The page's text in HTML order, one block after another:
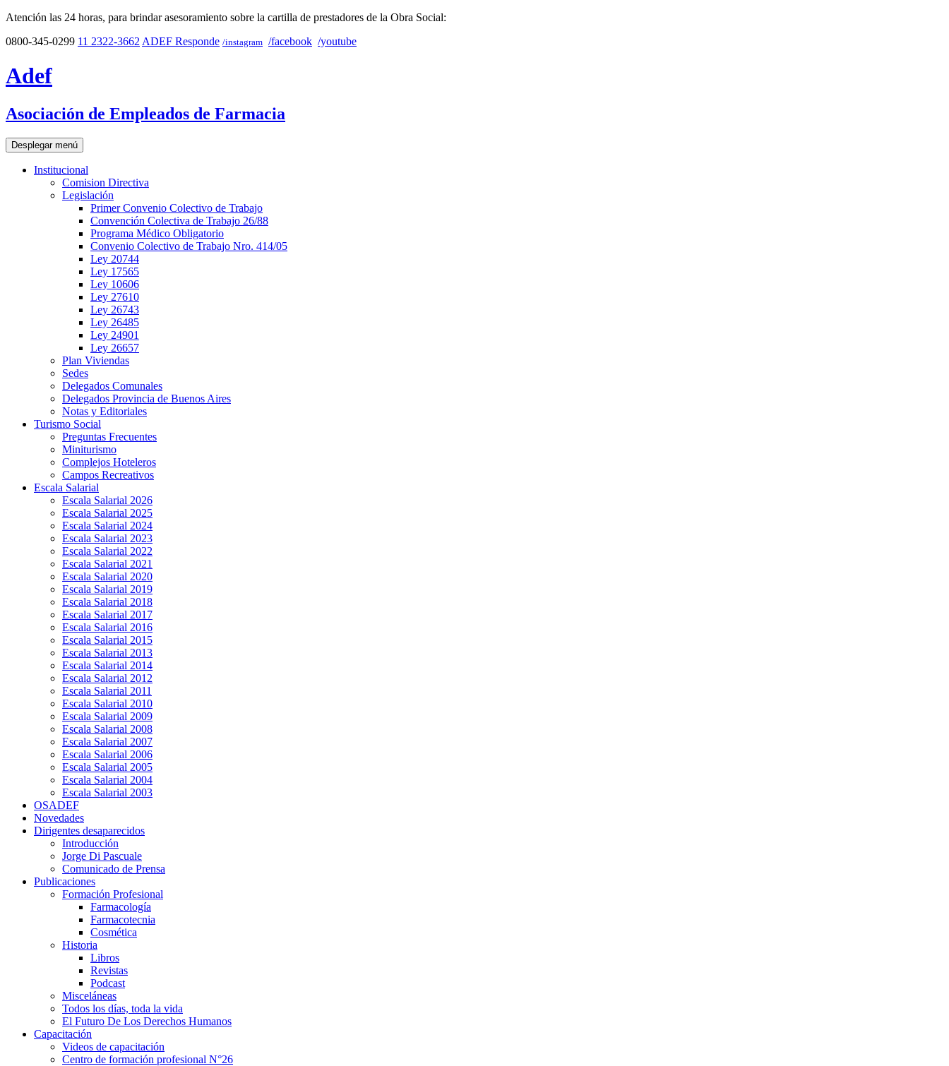
Atención las 24 horas, para brindar asesoramiento sobre la cartilla de prestadores de la Obra Social:
0800-345-0299 11 2322-3662 ADEF Responde /instagram /facebook /youtube
Adef
Asociación de Empleados de Farmacia
Desplegar menú
Institucional
Comision Directiva
Legislación
Primer Convenio Colectivo de Trabajo
Convención Colectiva de Trabajo 26/88
Programa Médico Obligatorio
Convenio Colectivo de Trabajo Nro. 414/05
Ley 20744
Ley 17565
Ley 10606
Ley 27610
Ley 26743
Ley 26485
Ley 24901
Ley 26657
Plan Viviendas
Sedes
Delegados Comunales
Delegados Provincia de Buenos Aires
Notas y Editoriales
Turismo Social
Preguntas Frecuentes
Miniturismo
Complejos Hoteleros
Campos Recreativos
Escala Salarial
Escala Salarial 2026
Escala Salarial 2025
Escala Salarial 2024
Escala Salarial 2023
Escala Salarial 2022
Escala Salarial 2021
Escala Salarial 2020
Escala Salarial 2019
Escala Salarial 2018
Escala Salarial 2017
Escala Salarial 2016
Escala Salarial 2015
Escala Salarial 2013
Escala Salarial 2014
Escala Salarial 2012
Escala Salarial 2011
Escala Salarial 2010
Escala Salarial 2009
Escala Salarial 2008
Escala Salarial 2007
Escala Salarial 2006
Escala Salarial 2005
Escala Salarial 2004
Escala Salarial 2003
OSADEF
Novedades
Dirigentes desaparecidos
Introducción
Jorge Di Pascuale
Comunicado de Prensa
Publicaciones
Formación Profesional
Farmacología
Farmacotecnia
Cosmética
Historia
Libros
Revistas
Podcast
Misceláneas
Todos los días, toda la vida
El Futuro De Los Derechos Humanos
Capacitación
Videos de capacitación
Centro de formación profesional N°26